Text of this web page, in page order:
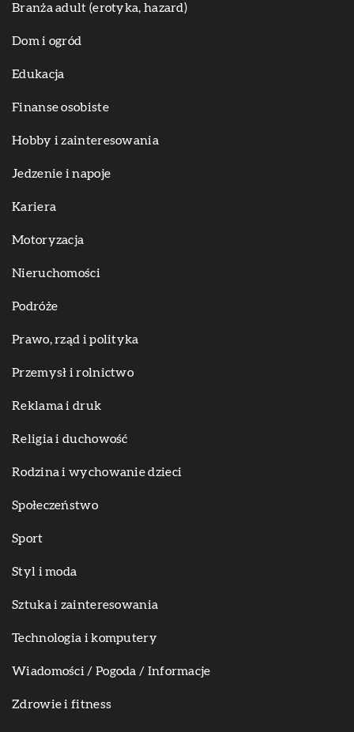
Branża adult (erotyka, hazard)
Dom i ogród
Edukacja
Finanse osobiste
Hobby i zainteresowania
Jedzenie i napoje
Kariera
Motoryzacja
Nieruchomości
Podróże
Prawo, rząd i polityka
Przemysł i rolnictwo
Reklama i druk
Religia i duchowość
Rodzina i wychowanie dzieci
Społeczeństwo
Sport
Styl i moda
Sztuka i zainteresowania
Technologia i komputery
Wiadomości / Pogoda / Informacje
Zdrowie i fitness